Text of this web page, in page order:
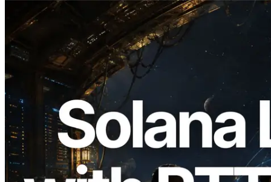
2026.08.05
ERPC Memperluas Solana Leader Slot